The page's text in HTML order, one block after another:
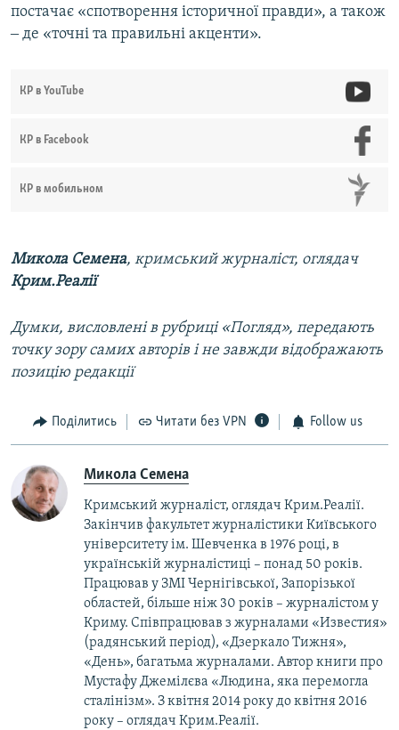
постачає «спотворення історичної правди», а також
‒ де «точні та правильні акценти».
КР в YouTube
КР в Facebook
КР в мобильном
Микола Семена, кримський журналіст, оглядач
Крим.Реалії
Думки, висловлені в рубриці «Погляд», передають
точку зору самих авторів і не завжди відображають
позицію редакції
Поділитись Читати без VPN Follow us
Микола Семена
Кримський журналіст, оглядач Крим.Реалії.
Закінчив факультет журналістики Київського
університету ім. Шевченка в 1976 році, в
українській журналістиці – понад 50 років.
Працював у ЗМІ Чернігівської, Запорізької
областей, більше ніж 30 років – журналістом у
Криму. Співпрацював з журналами «Известия»
(радянський період), «Дзеркало Тижня»,
«День», багатьма журналами. Автор книги про
Мустафу Джемілєва «Людина, яка перемогла
сталінізм». З квітня 2014 року до квітня 2016
року – оглядач Крим.Реалії.